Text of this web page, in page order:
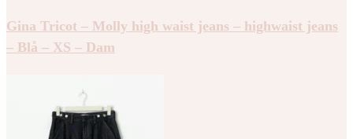
Gina Tricot – Molly high waist jeans – highwaist jeans
– Blå – XS – Dam